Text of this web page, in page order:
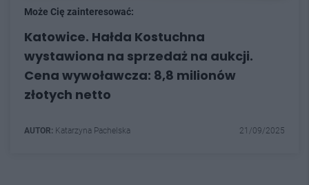
Może Cię zainteresować:
Katowice. Hałda Kostuchna
wystawiona na sprzedaż na aukcji.
Cena wywoławcza: 8,8 milionów
złotych netto
AUTOR: Katarzyna Pachelska 21/09/2025